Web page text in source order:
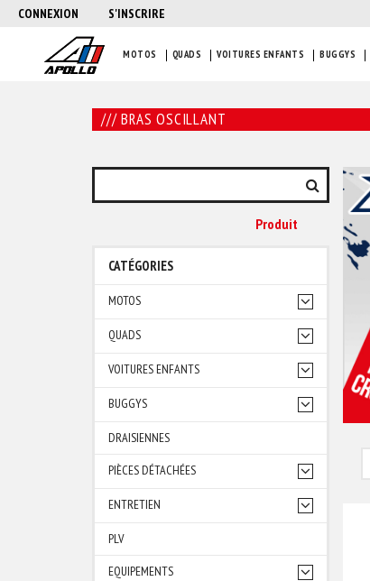
CONNEXION S'INSCRIRE
MOTOS QUADS VOITURES ENFANTS BUGGYS
/// BRAS OSCILLANT
Produit
CATÉGORIES
MOTOS
QUADS
VOITURES ENFANTS
BUGGYS
DRAISIENNES
PIÈCES DÉTACHÉES
ENTRETIEN
PLV
EQUIPEMENTS